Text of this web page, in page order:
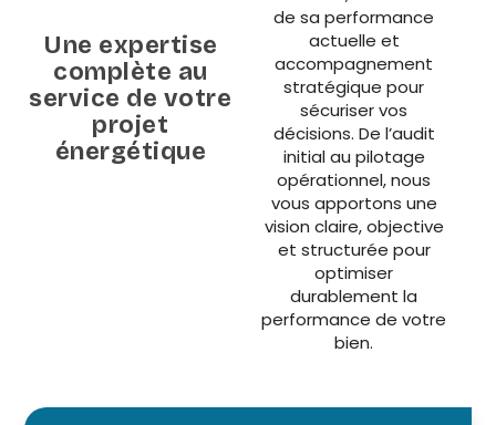
Une expertise
complète au
service de votre
projet
énergétique
de sa performance
actuelle et
accompagnement
stratégique pour
sécuriser vos
décisions. De l’audit
initial au pilotage
opérationnel, nous
vous apportons une
vision claire, objective
et structurée pour
optimiser
durablement la
performance de votre
bien.